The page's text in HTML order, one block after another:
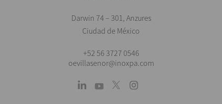
Darwin 74 – 301, Anzures
Ciudad de México
+52 56 3727 0546
oevillasenor@inoxpa.com